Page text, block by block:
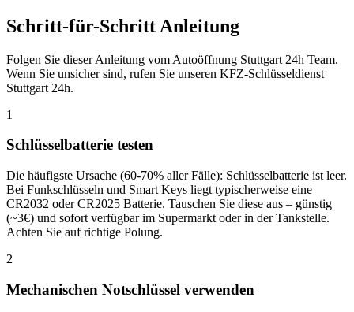
Schritt-für-Schritt Anleitung
Folgen Sie dieser Anleitung vom Autoöffnung Stuttgart 24h Team.
Wenn Sie unsicher sind, rufen Sie unseren KFZ-Schlüsseldienst
Stuttgart 24h.
1
Schlüsselbatterie testen
Die häufigste Ursache (60-70% aller Fälle): Schlüsselbatterie ist leer.
Bei Funkschlüsseln und Smart Keys liegt typischerweise eine
CR2032 oder CR2025 Batterie. Tauschen Sie diese aus – günstig
(~3€) und sofort verfügbar im Supermarkt oder in der Tankstelle.
Achten Sie auf richtige Polung.
2
Mechanischen Notschlüssel verwenden